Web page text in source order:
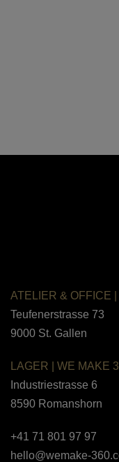
ATELIER & OFFICE
Teufenerstrasse 73
9000 St. Gallen
LAGER | WE MAKE
Industriestrasse 6
8590 Romanshorn
+41 71 801 97 97
hello@wemake-